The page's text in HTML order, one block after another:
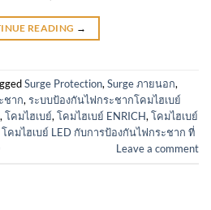
READING →
Surge Protection,Surge ภายนอก,
ชาก,ระบบป้องกันไฟกระชากโคมไฮเบย์
,โคมไฮเบย์,โคมไฮเบย์ ENRICH,โคมไฮเบย์
โคมไฮเบย์ LED กับการป้องกันไฟกระชาก ที่
Leave a comment